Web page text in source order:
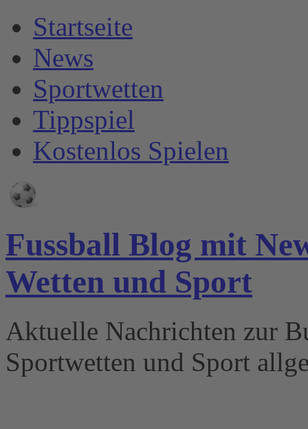
Startseite
News
Sportwetten
Tippspiel
Kostenlos Spielen
Fussball Blog mit
Wetten und Sport
Aktuelle Nachrichten zur
Sportwetten und Sport